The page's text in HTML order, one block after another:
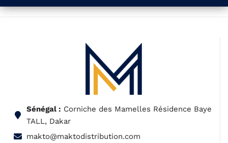
Sénégal : Corniche des Mamelles Résidence Baye
TALL, Dakar
makto@maktodistribution.com